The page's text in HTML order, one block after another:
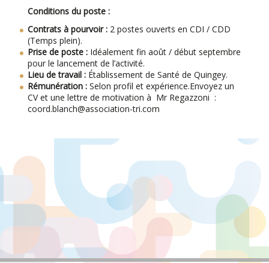
Conditions du poste :
Contrats à pourvoir : 2 postes ouverts en CDI / CDD
(Temps plein).
Prise de poste : Idéalement fin août / début septembre
pour le lancement de l’activité.
Lieu de travail : Établissement de Santé de Quingey.
Rémunération : Selon profil et expérience.Envoyez un
CV et une lettre de motivation à Mr Regazzoni :
coord.blanch@association-tri.com